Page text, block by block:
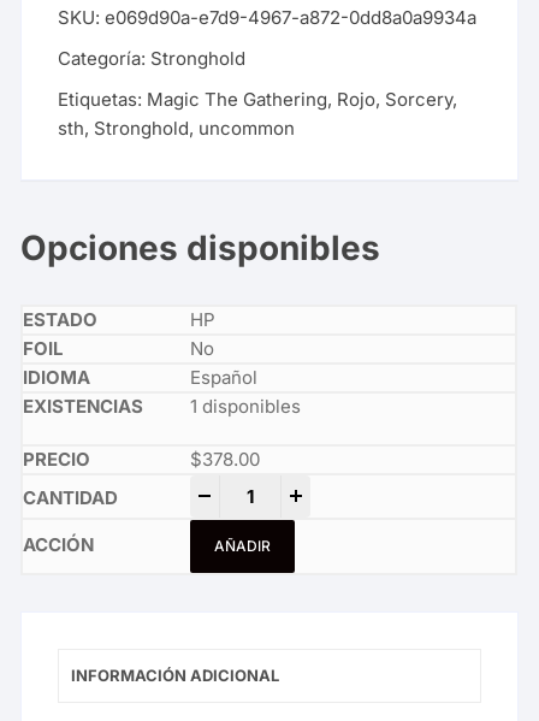
SKU:e069d90a-e7d9-4967-a872-0dd8a0a9934a
Categoría: Stronghold
Etiquetas: Magic The Gathering, Rojo, Sorcery,
sth, Stronghold, uncommon
Opciones disponibles
HP
No
Español
1 disponibles
$378.00
Flame Wave quantity
AÑADIR
INFORMACIÓN ADICIONAL